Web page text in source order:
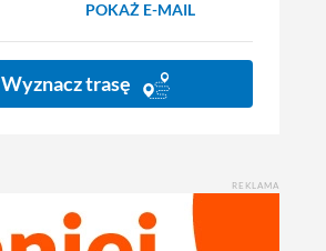
POKAŻ E-MAIL
Wyznacz trasę
REKLAMA